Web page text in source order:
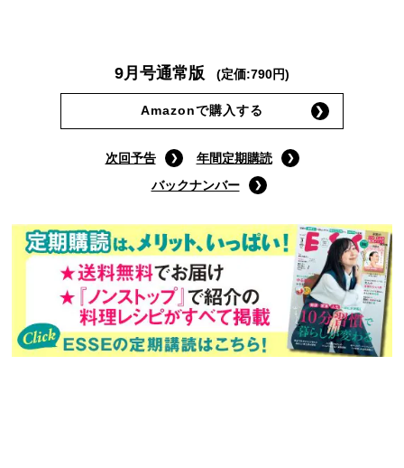
9月号通常版
Amazonで購入する
次回予告
年間定期購読
バックナンバー